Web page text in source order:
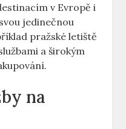
v ​Evropě ⁤i
jedinečnou
pražské letiště
a‍ širokým⁣
na